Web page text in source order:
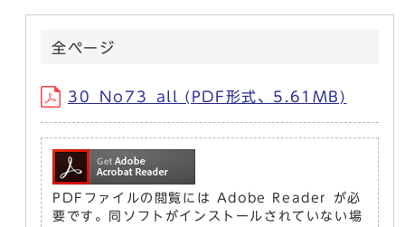
全ページ
30_No73_all (PDF形式、5.61MB)
PDFファイルの閲覧には Adobe Reader が必
要です。同ソフトがインストールされていない場